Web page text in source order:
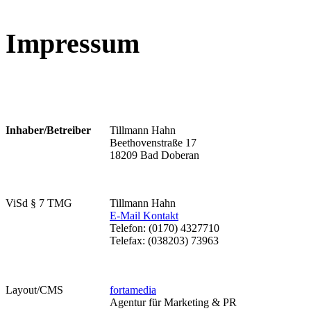
Impressum
Inhaber/Betreiber
Tillmann Hahn
Beethovenstraße 17
18209 Bad Doberan
ViSd § 7 TMG
Tillmann Hahn
E-Mail Kontakt
Telefon: (0170) 4327710
Telefax: (038203) 73963
Layout/CMS
fortamedia
Agentur für Marketing & PR